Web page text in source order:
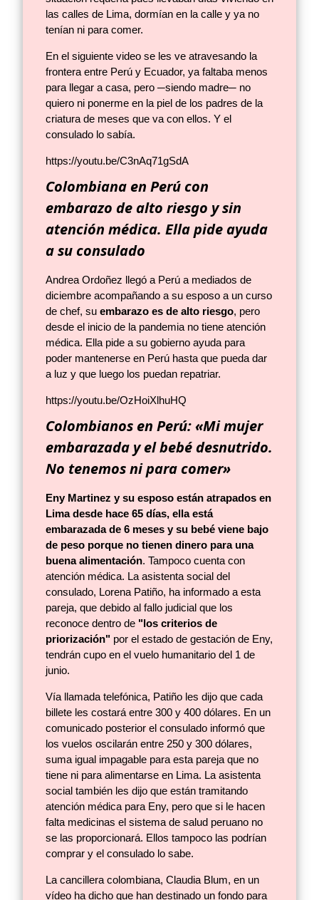
las calles de Lima, dormían en la calle y ya no
tenían ni para comer.
En el siguiente video se les ve atravesando la
frontera entre Perú y Ecuador, ya faltaba menos
para llegar a casa, pero ─siendo madre─ no
quiero ni ponerme en la piel de los padres de la
criatura de meses que va con ellos. Y el
consulado lo sabía.
https://youtu.be/C3nAq71gSdA
Colombiana en Perú con
embarazo de alto riesgo y sin
atención médica. Ella pide ayuda
a su consulado
Andrea Ordoñez llegó a Perú a mediados de
diciembre acompañando a su esposo a un curso
de chef, su embarazo es de alto riesgo, pero
desde el inicio de la pandemia no tiene atención
médica. Ella pide a su gobierno ayuda para
poder mantenerse en Perú hasta que pueda dar
a luz y que luego los puedan repatriar.
https://youtu.be/OzHoiXlhuHQ
Colombianos en Perú: «Mi mujer
embarazada y el bebé desnutrido.
No tenemos ni para comer»
Eny Martinez y su esposo están atrapados en
Lima desde hace 65 días, ella está
embarazada de 6 meses y su bebé viene bajo
de peso porque no tienen dinero para una
buena alimentación. Tampoco cuenta con
atención médica. La asistenta social del
consulado, Lorena Patiño, ha informado a esta
pareja, que debido al fallo judicial que los
reconoce dentro de "los criterios de
priorización" por el estado de gestación de Eny,
tendrán cupo en el vuelo humanitario del 1 de
junio.
Vía llamada telefónica, Patiño les dijo que cada
billete les costará entre 300 y 400 dólares. En un
comunicado posterior el consulado informó que
los vuelos oscilarán entre 250 y 300 dólares,
suma igual impagable para esta pareja que no
tiene ni para alimentarse en Lima. La asistenta
social también les dijo que están tramitando
atención médica para Eny, pero que si le hacen
falta medicinas el sistema de salud peruano no
se las proporcionará. Ellos tampoco las podrían
comprar y el consulado lo sabe.
La cancillera colombiana, Claudia Blum, en un
vídeo ha dicho que han destinado un fondo para